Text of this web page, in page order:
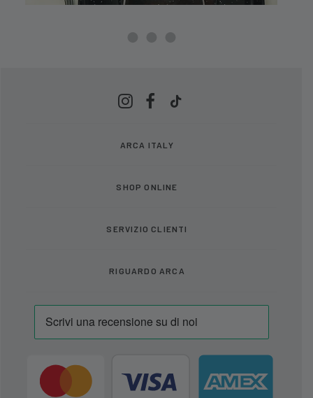
ARCA ITALY
SHOP ONLINE
SERVIZIO CLIENTI
RIGUARDO ARCA